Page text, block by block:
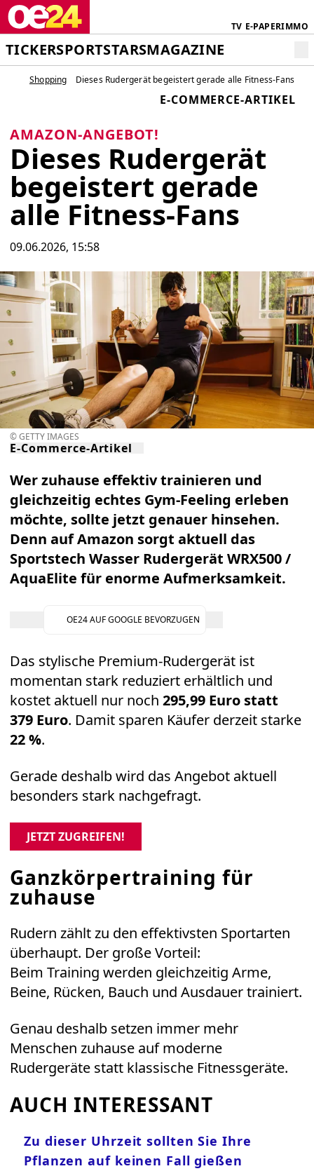
TV E-PAPERIMMO
TICKERSPORTSTARSMAGAZINE
Shopping Dieses Rudergerät begeistert gerade alle Fitness-Fans
E-COMMERCE-ARTIKEL
AMAZON-ANGEBOT!
Dieses Rudergerät
begeistert gerade
alle Fitness-Fans
09.06.2026, 15:58
© GETTY IMAGES
E-Commerce-Artikel
Wer zuhause effektiv trainieren und
gleichzeitig echtes Gym-Feeling erleben
möchte, sollte jetzt genauer hinsehen.
Denn auf Amazon sorgt aktuell das
Sportstech Wasser Rudergerät WRX500 /
AquaElite für enorme Aufmerksamkeit.
OE24 AUF GOOGLE BEVORZUGEN
Das stylische Premium-Rudergerät ist
momentan stark reduziert erhältlich und
kostet aktuell nur noch 295,99 Euro statt
379 Euro. Damit sparen Käufer derzeit starke
22 %.
Gerade deshalb wird das Angebot aktuell
besonders stark nachgefragt.
JETZT ZUGREIFEN!
Ganzkörpertraining für
zuhause
Rudern zählt zu den effektivsten Sportarten
überhaupt. Der große Vorteil:
Beim Training werden gleichzeitig Arme,
Beine, Rücken, Bauch und Ausdauer trainiert.
Genau deshalb setzen immer mehr
Menschen zuhause auf moderne
Rudergeräte statt klassische Fitnessgeräte.
AUCH INTERESSANT
Zu dieser Uhrzeit sollten Sie Ihre
Pflanzen auf keinen Fall gießen